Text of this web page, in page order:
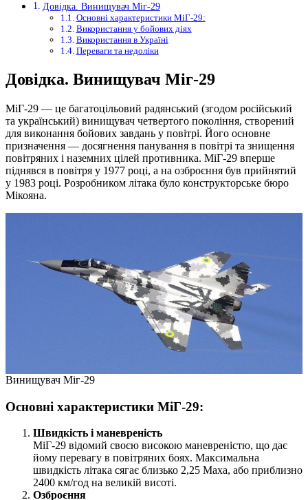
Довідка. Винищувач Міг-29
Основні характеристики МіГ-29:
Використання у бойових діях
Використання в Україні
Переваги та недоліки
Довідка. Винищувач Міг-29
МіГ-29 — це багатоцільовий радянський (згодом російський
та український) винищувач четвертого покоління, створений
для виконання бойових завдань у повітрі. Його основне
призначення — досягнення панування в повітрі та знищення
повітряних і наземних цілей противника. МіГ-29 вперше
піднявся в повітря у 1977 році, а на озброєння був прийнятий
у 1983 році. Розробником літака було конструкторське бюро
Мікояна.
Винищувач Міг-29
Основні характеристики МіГ-29:
Швидкість і маневреність
МіГ-29 відомий своєю високою маневреністю, що дає
йому перевагу в повітряних боях. Максимальна
швидкість літака сягає близько 2,25 Маха, або приблизно
2400 км/год на великій висоті.
Озброєння